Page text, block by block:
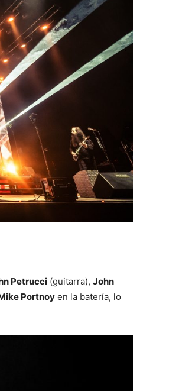
Petrucci (guitarra), John
Portnoy en la batería, lo